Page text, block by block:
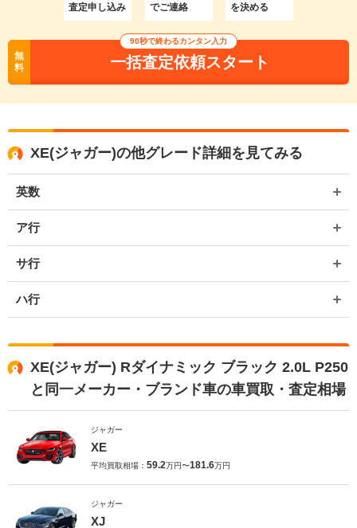
査定申し込み
でご連絡
を決める
無
料
90秒で終わるカンタン入力
一括査定依頼スタート
XE(ジャガー)の他グレード詳細を見てみる
英数
ア行
サ行
ハ行
XE(ジャガー) Rダイナミック ブラック 2.0L P250
と同一メーカー・ブランド車の車買取・査定相場
ジャガー
XE
平均買取相場： 59.2万円〜181.6万円
ジャガー
XJ